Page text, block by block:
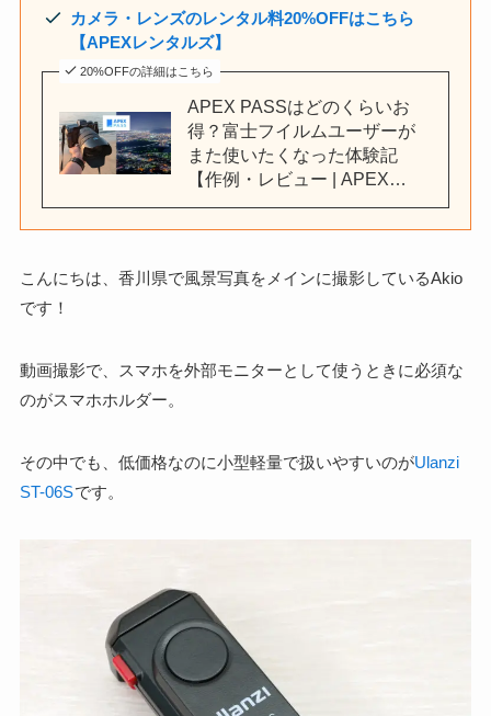
カメラ・レンズのレンタル料20%OFFはこちら
【APEXレンタルズ】
20%OFFの詳細はこちら
APEX PASSはどのくらいお
得？富士フイルムユーザーが
また使いたくなった体験記
【作例・レビュー | APEX…
こんにちは、香川県で風景写真をメインに撮影しているAkio
です！
動画撮影で、スマホを外部モニターとして使うときに必須な
のがスマホホルダー。
その中でも、低価格なのに小型軽量で扱いやすいのがUlanzi
ST-06Sです。